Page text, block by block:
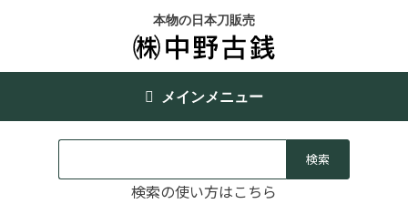
本物の日本刀販売
メインメニュー
検索の使い方はこちら